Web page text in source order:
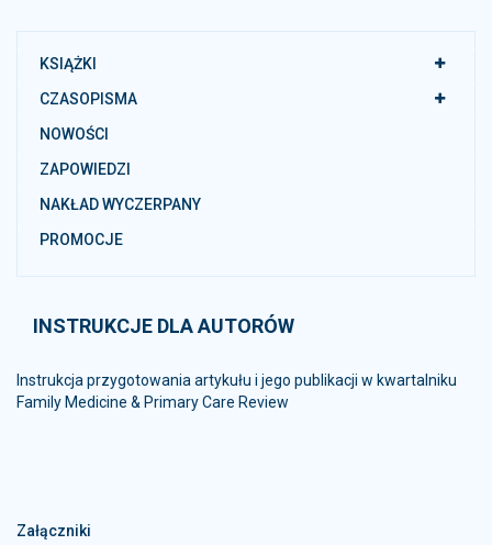
KSIĄŻKI
CZASOPISMA
NOWOŚCI
ZAPOWIEDZI
NAKŁAD WYCZERPANY
PROMOCJE
INSTRUKCJE DLA AUTORÓW
Instrukcja przygotowania artykułu i jego publikacji w kwartalniku
Family Medicine & Primary Care Review
Załączniki